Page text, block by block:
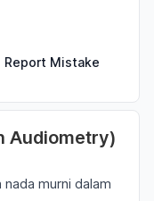
Report Mistake
Audiometry)
murni dalam